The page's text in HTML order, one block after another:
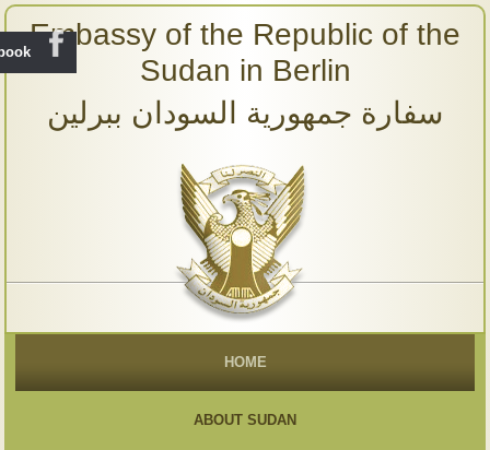
Embassy of the Republic of the
Sudan in Berlin
سفارة جمهورية السودان ببرلين
HOME
ABOUT SUDAN